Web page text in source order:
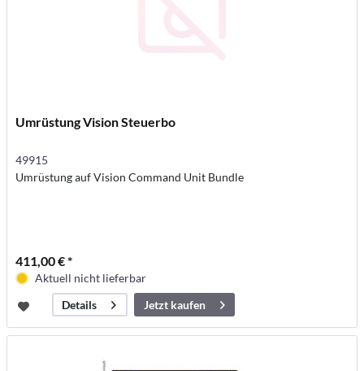
Umrüstung Vision Steuerbo
49915
Umrüstung auf Vision Command Unit Bundle
411,00 € *
Aktuell nicht lieferbar
Details
Jetzt kaufen